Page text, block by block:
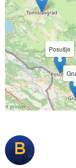
Posušje
B